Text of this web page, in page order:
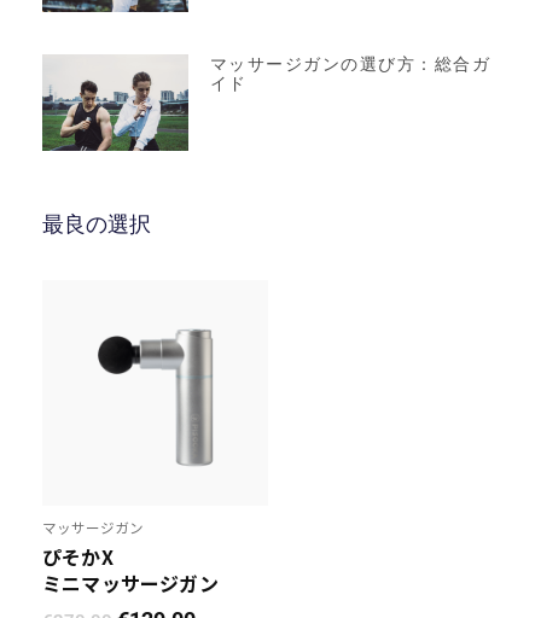
マッサージガンの選び方：総合ガ
イド
最良の選択
マッサージガン
ぴそかX
ミニマッサージガン